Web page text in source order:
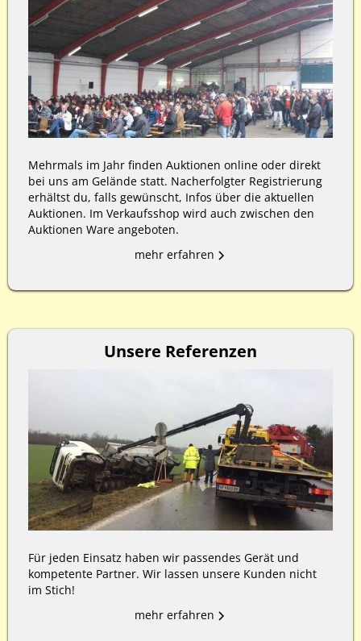
Mehrmals im Jahr finden Auktionen online oder direkt
bei uns am Gelände statt. Nacherfolgter Registrierung
erhältst du, falls gewünscht, Infos über die aktuellen
Auktionen. Im Verkaufsshop wird auch zwischen den
Auktionen Ware angeboten.
mehr erfahren
Unsere Referenzen
Für jeden Einsatz haben wir passendes Gerät und
kompetente Partner. Wir lassen unsere Kunden nicht
im Stich!
mehr erfahren